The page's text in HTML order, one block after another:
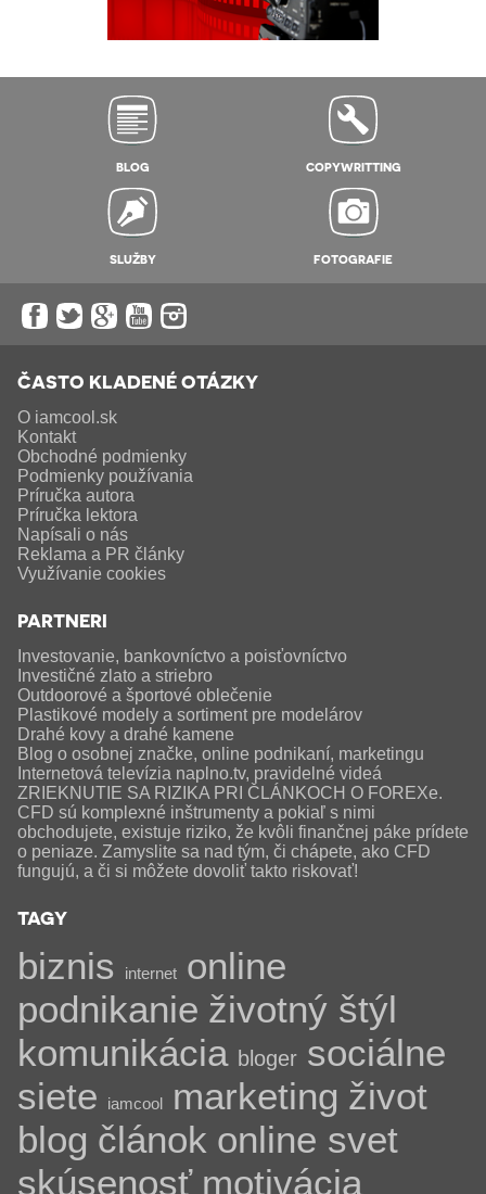
BLOG COPYWRITTING
SLUŽBY FOTOGRAFIE
ČASTO KLADENÉ OTÁZKY
O iamcool.sk
Kontakt
Obchodné podmienky
Podmienky používania
Príručka autora
Príručka lektora
Napísali o nás
Reklama a PR články
Využívanie cookies
PARTNERI
Investovanie, bankovníctvo a poisťovníctvo
Investičné zlato a striebro
Outdoorové a športové oblečenie
Plastikové modely a sortiment pre modelárov
Drahé kovy a drahé kamene
Blog o osobnej značke, online podnikaní, marketingu
Internetová televízia naplno.tv, pravidelné videá
ZRIEKNUTIE SA RIZIKA PRI ČLÁNKOCH O FOREXe.
CFD sú komplexné inštrumenty a pokiaľ s nimi
obchodujete, existuje riziko, že kvôli finančnej páke prídete
o peniaze. Zamyslite sa nad tým, či chápete, ako CFD
fungujú, a či si môžete dovoliť takto riskovať!
TAGY
biznis internet
online
podnikanie životný štýl
komunikácia bloger sociálne
siete
iamcool marketing život
blog článok online svet
skúsenosť motivácia